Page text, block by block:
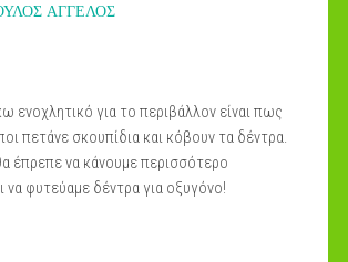
ΑΓΓΕΛΟΣ
ενοχλητικό για το περιβάλλον είναι πως
πετάνε σκουπίδια και κόβουν τα δέντρα.
έπρεπε να κάνουμε περισσότερο
να φυτεύαμε δέντρα για οξυγόνο!